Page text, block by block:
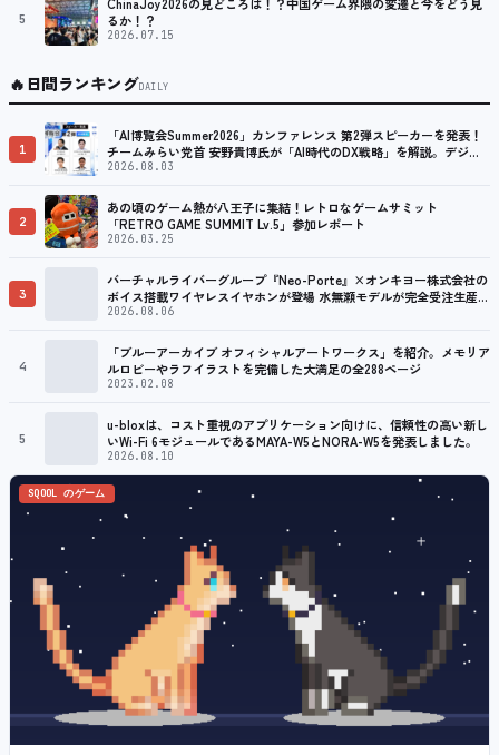
5
るか！？
2026.07.15
🔥日間ランキングDAILY
1
「AI博覧会Summer2026」カンファレンス 第2弾スピーカーを発表！
チームみらい党首 安野貴博氏が「AI時代のDX戦略」を解説。デジタ
ル庁のガバメントAI、経営・製造・営業のAI活用事例も公開
2026.08.03
2
あの頃のゲーム熱が八王子に集結！レトロなゲームサミット
「RETRO GAME SUMMIT Lv.5」参加レポート
2026.03.25
3
バーチャルライバーグループ『Neo-Porte』×オンキヨー株式会社の
ボイス搭載ワイヤレスイヤホンが登場 水無瀬モデルが完全受注生産で
販売決定！ ８月７日（金）15：00から受注開始
2026.08.06
4
「ブルーアーカイブ オフィシャルアートワークス」を紹介。メモリア
ルロビーやラフイラストを完備した大満足の全288ページ
2023.02.08
5
u-bloxは、コスト重視のアプリケーション向けに、信頼性の高い新し
いWi-Fi 6モジュールであるMAYA-W5とNORA-W5を発表しました。
2026.08.10
SQOOL のゲーム